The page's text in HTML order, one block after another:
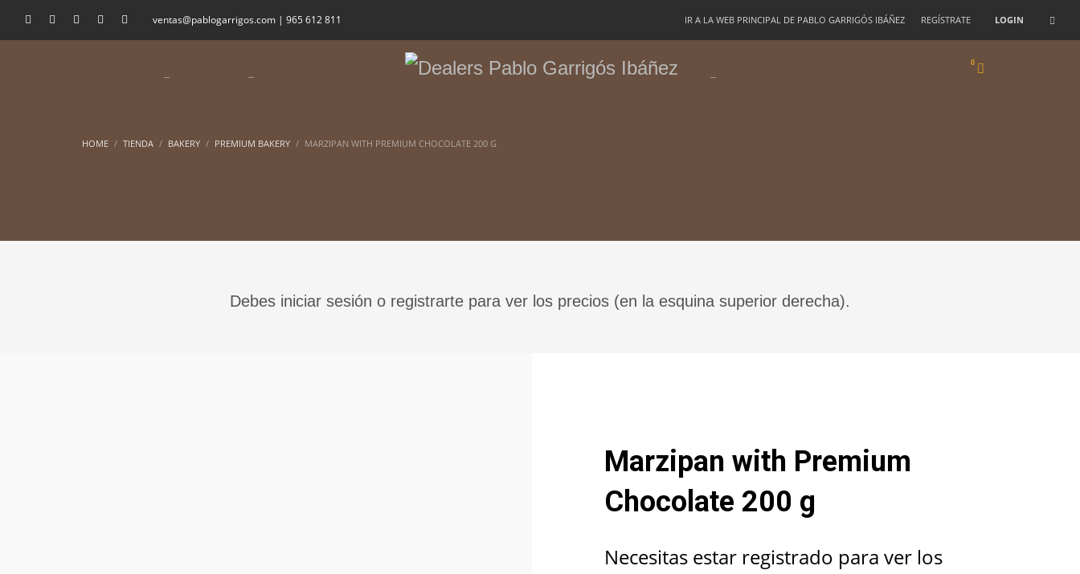
ventas@pablogarrigos.com | 965 612 811 IR A LA WEB PRINCIPAL DE PABLO GARRIGÓS IBÁÑEZ REGÍSTRATE LOGIN
HOME TIENDA BAKERY PREMIUM BAKERY MARZIPAN WITH PREMIUM CHOCOLATE 200 G
Debes iniciar sesión o registrarte para ver los precios (en la esquina superior derecha).
Marzipan with Premium
Chocolate 200 g
Necesitas estar registrado para ver los